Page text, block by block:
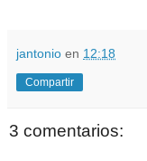
jantonio en 12:18
Compartir
3 comentarios: